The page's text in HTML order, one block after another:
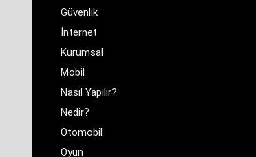
Güvenlik
İnternet
Kurumsal
Mobil
Nasıl Yapılır?
Nedir?
Otomobil
Oyun